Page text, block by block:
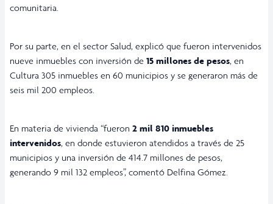
comunitaria.
Por su parte, en el sector Salud, explicó que fueron intervenidos
nueve inmuebles con inversión de 15 millones de pesos, en
Cultura 305 inmuebles en 60 municipios y se generaron más de
seis mil 200 empleos.
En materia de vivienda “fueron 2 mil 810 inmuebles
intervenidos, en donde estuvieron atendidos a través de 25
municipios y una inversión de 414.7 millones de pesos,
generando 9 mil 132 empleos”, comentó Delfina Gómez.